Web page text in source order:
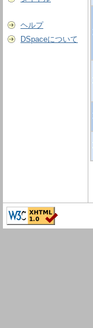
ヘルプ
DSpaceについて